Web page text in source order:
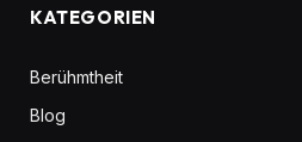
KATEGORIEN
Berühmtheit
Blog